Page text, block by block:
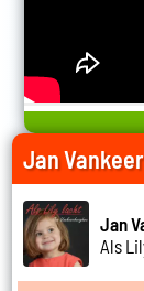
Jan
Jan
Als